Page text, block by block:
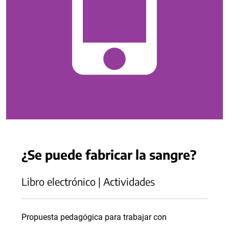
¿Se puede fabricar la sangre?
Libro electrónico | Actividades
Propuesta pedagógica para trabajar con